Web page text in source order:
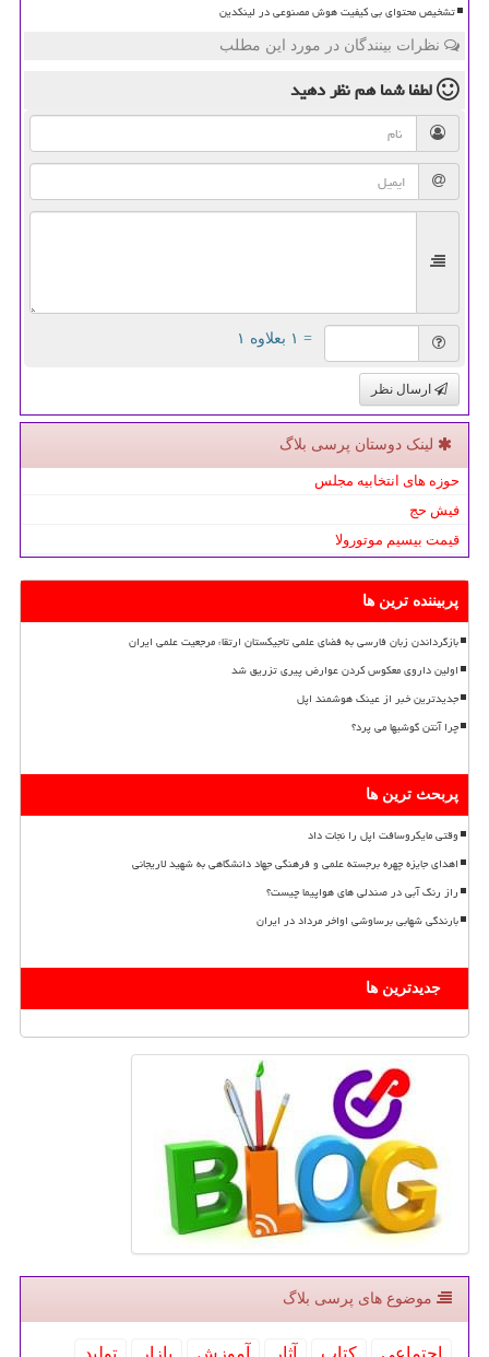
تشخیص محتوای بی کیفیت هوش مصنوعی در لینکدین
نظرات بینندگان در مورد این مطلب
لطفا شما همنظر دهید
= ۱ بعلاوه ۱
ارسال نظر
لینک دوستان پرسی بلاگ
حوزه های انتخابیه مجلس
فیش حج
قیمت بیسیم موتورولا
پربیننده ترین ها
بازگرداندن زبان فارسی به فضای علمی تاجیکستان ارتقاء مرجعیت علمی ایران
اولین داروی معکوس کردن عوارض پیری تزریق شد
جدیدترین خبر از عینک هوشمند اپل
چرا آنتن گوشیها می پرد؟
پربحث ترین ها
وقتی مایکروسافت اپل را نجات داد
اهدای جایزه چهره برجسته علمی و فرهنگی جهاد دانشگاهی به شهید لاریجانی
راز رنگ آبی در صندلی های هواپیما چیست؟
بارندگی شهابی برساوشی اواخر مرداد در ایران
جدیدترین ها
موضوع های پرسی بلاگ